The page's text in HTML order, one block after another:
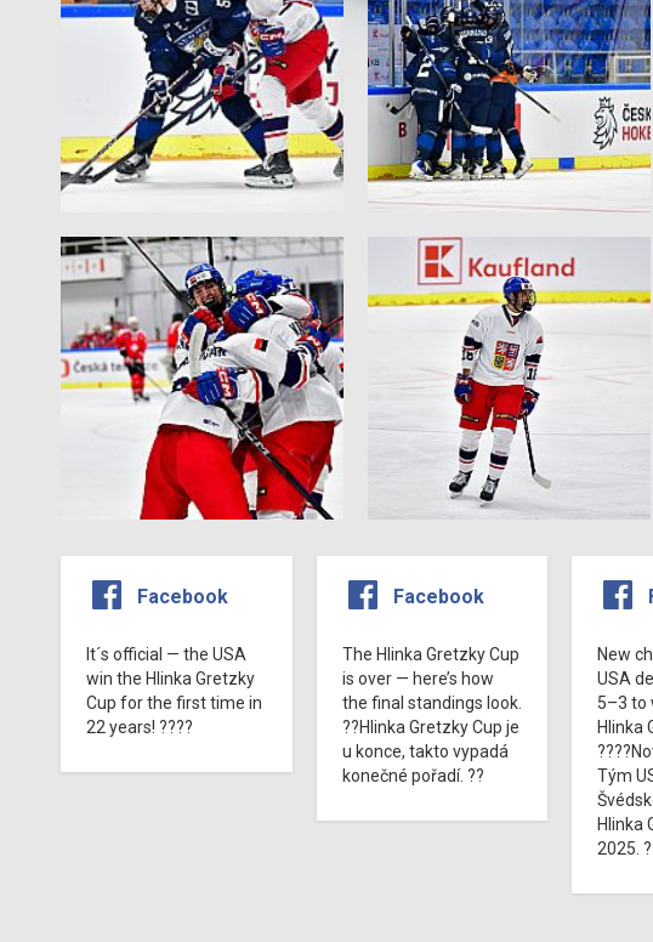
Facebook
It´s official — the USA
win the Hlinka Gretzky
Cup for the first time in
22 years! ????
Facebook
The Hlinka Gretzky Cup
is over — here’s how
the final standings look.
??Hlinka Gretzky Cup je
u konce, takto vypadá
konečné pořadí. ??
New
USA
5–3 to
Hlinka
Tým
Hlinka
2025.